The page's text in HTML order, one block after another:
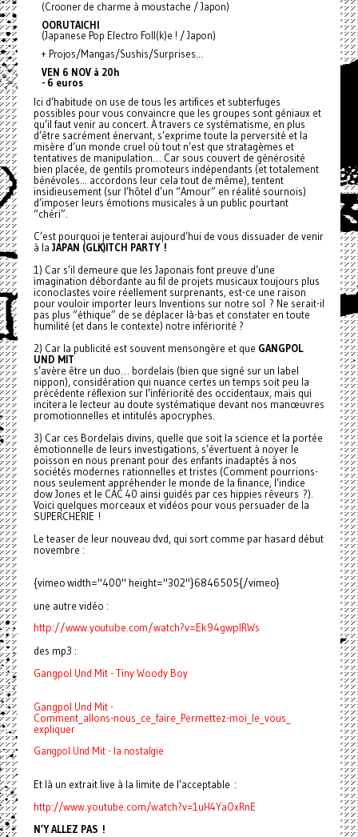
(Crooner de charme à moustache / Japon)
OORUTAICHI
(Japanese Pop Electro Foll(k)e ! / Japon)
+ Projos/Mangas/Sushis/Surprises…
VEN 6 NOV à 20h
- 6 euros
Ici d’habitude on use de tous les artifices et subterfuges
possibles pour vous convaincre que les groupes sont géniaux et
qu’il faut venir au concert. À travers ce systématisme, en plus
d’être sacrément énervant, s’exprime toute la perversité et la
misère d’un monde cruel où tout n’est que stratagèmes et
tentatives de manipulation… Car sous couvert de générosité
bien placée, de gentils promoteurs indépendants (et totalement
bénévoles... accordons leur cela tout de même), tentent
insidieusement (sur l’hôtel d’un “Amour” en réalité sournois)
d’imposer leurs émotions musicales à un public pourtant
“chéri”.
C’est pourquoi je tenterai aujourd’hui de vous dissuader de venir
à la JAPAN (GLK)ITCH PARTY !
1) Car s’il demeure que les Japonais font preuve d’une
imagination débordante au fil de projets musicaux toujours plus
iconoclastes voire réellement surprenants, est-ce une raison
pour vouloir importer leurs Inventions sur notre sol ? Ne serait-il
pas plus “éthique” de se déplacer là-bas et constater en toute
humilité (et dans le contexte) notre infériorité ?
2) Car la publicité est souvent mensongère et que GANGPOL
UND MIT
s’avère être un duo… bordelais (bien que signé sur un label
nippon), considération qui nuance certes un temps soit peu la
précédente réflexion sur l’infériorité des occidentaux, mais qui
incitera le lecteur au doute systématique devant nos manœuvres
promotionnelles et intitulés apocryphes.
3) Car ces Bordelais divins, quelle que soit la science et la portée
émotionnelle de leurs investigations, s’évertuent à noyer le
poisson en nous prenant pour des enfants inadaptés à nos
sociétés modernes rationnelles et tristes (Comment pourrions-
nous seulement appréhender le monde de la finance, l’indice
dow Jones et le CAC 40 ainsi guidés par ces hippies rêveurs ?).
Voici quelques morceaux et vidéos pour vous persuader de la
SUPERCHERIE !
Le teaser de leur nouveau dvd, qui sort comme par hasard début
novembre :
{vimeo width="400" height="302"}6846505{/vimeo}
une autre vidéo :
http://www.youtube.com/watch?v=Ek94gwpIRWs
des mp3 :
Gangpol Und Mit - Tiny Woody Boy
Gangpol Und Mit -
Comment_allons-nous_ce_faire_ Permettez-moi_le_vous_
expliquer
Gangpol Und Mit - la nostalgie
Et là un extrait live à la limite de l’acceptable :
http://www.youtube.com/watch?v=1uH4YaOxRnE
N’Y ALLEZ PAS !